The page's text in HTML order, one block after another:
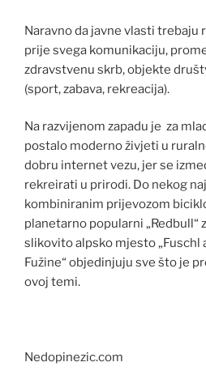
Naravno da javne vlasti
prije svega komunikaciju,
zdravstvenu skrb, objekte
(sport, zabava, rekreacija).
Na razvijenom zapadu je za
postalo moderno živjeti u
dobru internet vezu, jer se
rekreirati u prirodi. Do nekog
kombiniranim prijevozom
planetarno popularni „Redbull“
slikovito alpsko mjesto „Fuschl
Fužine“ objedinjuju sve što je
ovoj temi.
Nedopinezic.com